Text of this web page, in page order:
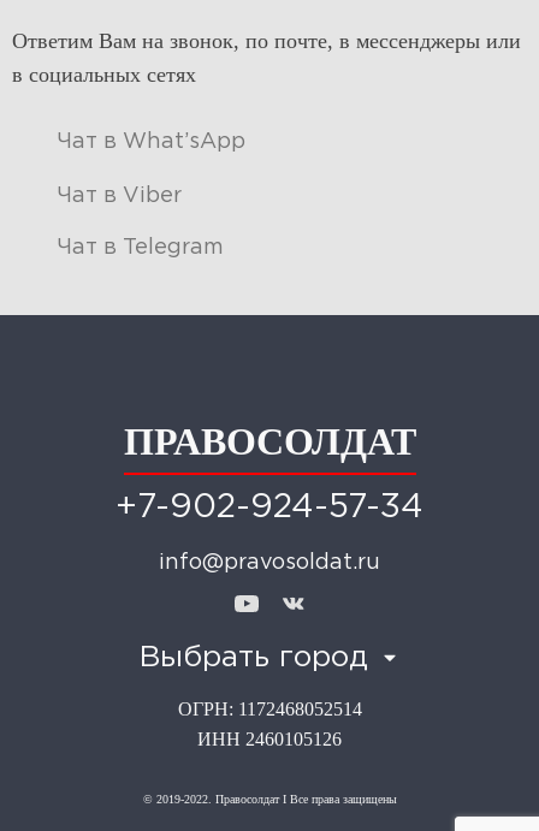
Ответим Вам на звонок, по почте, в мессенджеры или
в социальных сетях
Чат в What’sApp
Чат в Viber
Чат в Telegram
ПРАВОСОЛДАТ
+7-902-924-57-34
info@pravosoldat.ru
Выбрать город
ОГРН: 1172468052514
ИНН 2460105126
© 2019-2022. Правосолдат I Все права защищены